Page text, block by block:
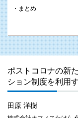
まとめ
ポストコロナの新
ション制度を利用
田原 洋樹